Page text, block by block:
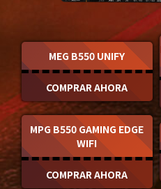
MEG B550 UNIFY
COMPRAR AHORA
MPG B550 GAMING EDGE
WIFI
COMPRAR AHORA